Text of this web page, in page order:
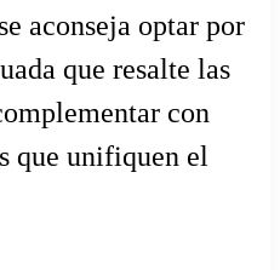
aconseja optar por
que resalte las
con
que unifiquen el